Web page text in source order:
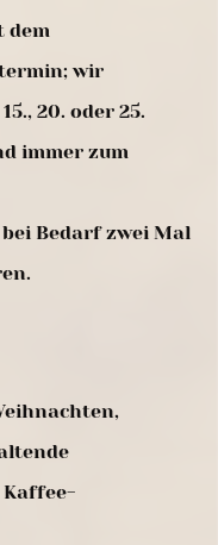
dem
wir
20. oder 25.
immer zum
Bedarf zwei Mal